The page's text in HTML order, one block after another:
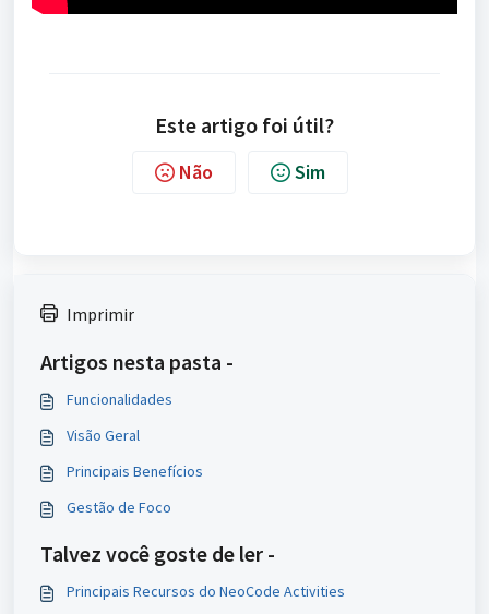
Este artigo foi útil?
Não Sim
Imprimir
Artigos nesta pasta -
Funcionalidades
Visão Geral
Principais Benefícios
Gestão de Foco
Talvez você goste de ler -
Principais Recursos do NeoCode Activities